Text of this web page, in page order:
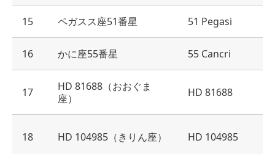
15 ペガスス座51番星 51 Pegasi
16 かに座55番星 55 Cancri
17
HD 81688（おおぐま
座）
HD 81688
18 HD 104985（きりん座） HD 104985